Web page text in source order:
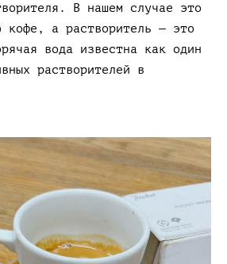
В нашем случае это
кофе, а растворитель — это
вода известна как один
растворителей в